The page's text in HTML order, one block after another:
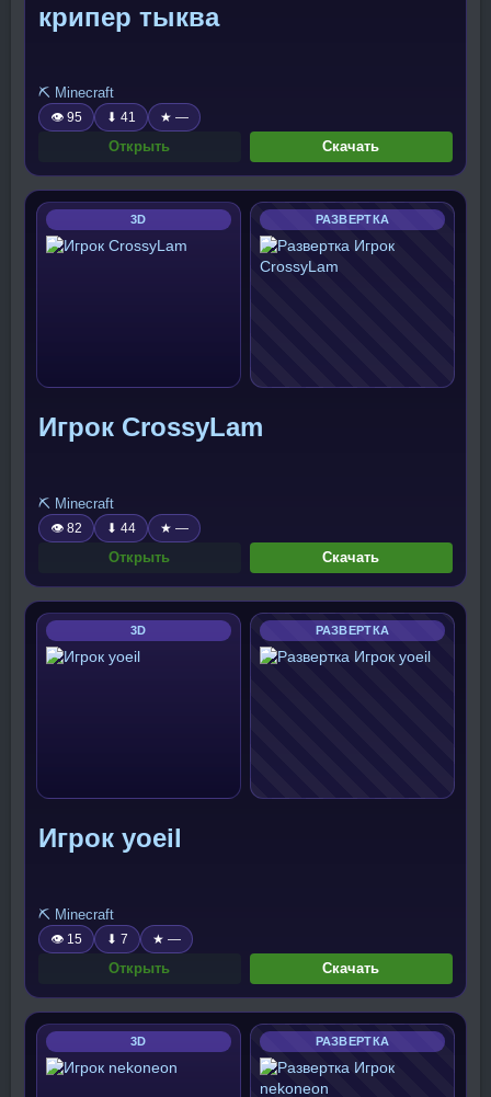
крипер тыква
⛏️ Minecraft
👁 95 ⬇ 41 ★ —
Открыть Скачать
3D РАЗВЕРТКА
Игрок CrossyLam
⛏️ Minecraft
👁 82 ⬇ 44 ★ —
Открыть Скачать
3D РАЗВЕРТКА
Игрок yoeil
⛏️ Minecraft
👁 15 ⬇ 7 ★ —
Открыть Скачать
3D РАЗВЕРТКА